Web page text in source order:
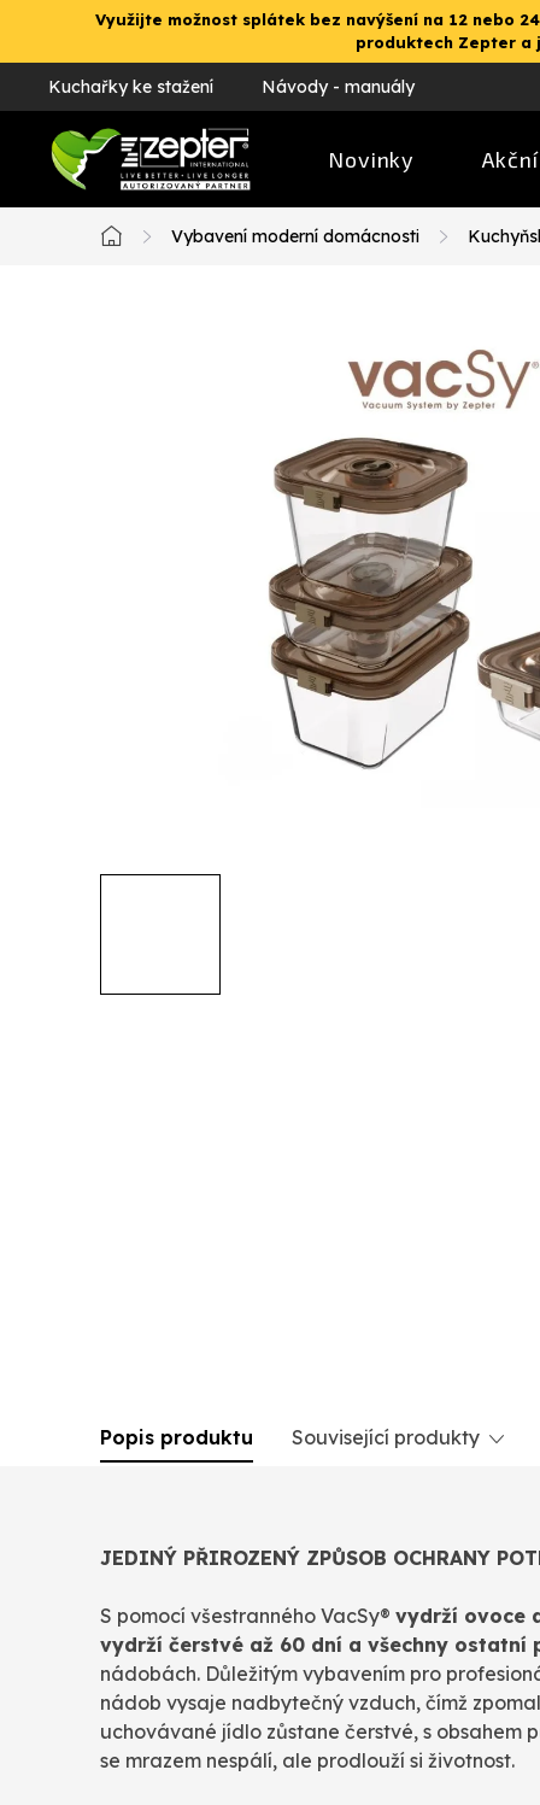
Využijte možnost splátek bez navýšení na 12 nebo
produktech Zepter a
Kuchařky ke stažení Návody - manuály
Novinky
Domů
Vybavení moderní domácnosti
Popis produktu Související produkty
JEDINÝ PŘIROZENÝ ZPŮSOB OCHRANY
S pomocí všestranného VacSy® vydrží ovoce
vydrží čerstvé až 60 dní a všechny
nádobách. Důležitým vybavením pro
nádob vysaje nadbytečný vzduch, čímž
uchovávané jídlo zůstane čerstvé, s obsahem
se mrazem nespálí, ale prodlouží si životnost.